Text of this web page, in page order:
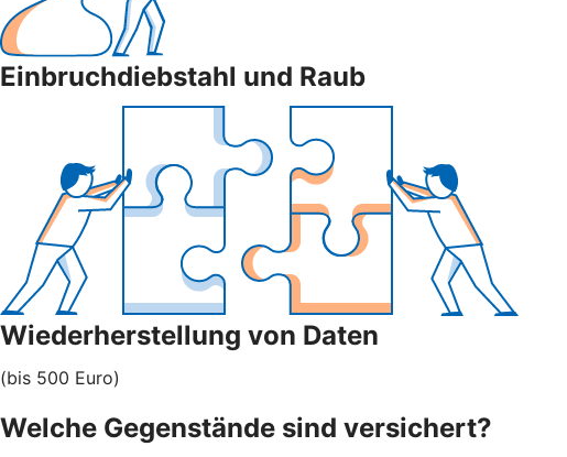
Einbruchdiebstahl und Raub
Wiederherstellung von Daten
(bis 500 Euro)
Welche Gegenstände sind versichert?